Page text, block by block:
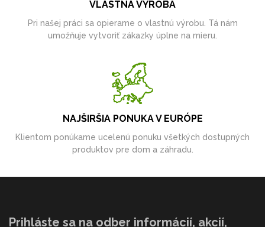
VLASTNÁ VÝROBA
Pri našej práci sa opierame o vlastnú výrobu. Tá nám
umožňuje vytvoriť zákazky úplne na mieru.
NAJŠIRŠIA PONUKA V EURÓPE
Klientom ponúkame ucelenú ponuku všetkých dostupných
produktov pre dom a záhradu.
Prihláste sa na odber informácií, akcií,